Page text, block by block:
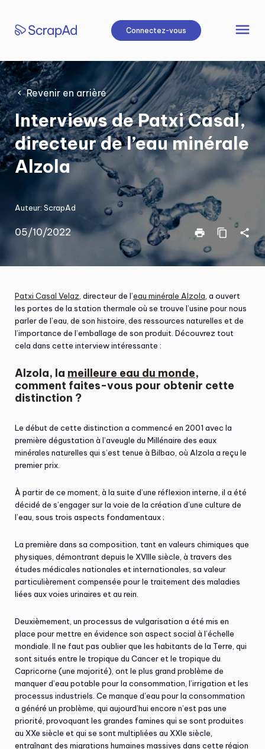
contenu
Connectez-vous menu
Revenir en arrière
Interviews de Patxi Casal,
directeur de l’eau minérale
Alzola
Auteur: ScrapAd
05/10/2022 print content_copy share
Patxi Casal Velaz , directeur de l’eau minérale Alzola , a ouvert
les portes de la station thermale où se trouve l’usine pour nous
parler de l’eau, de son histoire, des ressources naturelles et de
l’importance de l’emballage de son produit. Découvrez tout
cela dans cette interview intéressante :
Alzola, la meilleure eau du monde,
comment faites-vous pour obtenir cette
distinction ?
Le début de cette distinction a commencé en 2001 avec la
première dégustation à l’aveugle du Millénaire des eaux
minérales naturelles qui s’est tenue à Bilbao, où Alzola a reçu le
premier prix.
À partir de ce moment, à la suite d’une réflexion interne, il a été
décidé de s’engager sur la voie de la création d’une culture de
l’eau, sous trois aspects fondamentaux ;
La première dans sa composition, tant en valeurs chimiques que
physiques, démontrant depuis le XVIIIe siècle, à travers des
études médicales nationales et internationales, sa valeur
particulièrement compensée pour le traitement des maladies
liées aux voies urinaires et au rein.
Deuxièmement, un processus de vulgarisation a été mis en
place pour mettre en évidence son aspect social à l’échelle
mondiale. Il ne faut pas oublier que les habitants de la Terre, qui
sont situés entre le tropique du Cancer et le tropique du
Capricorne (une majorité), ont le plus grand problème de
manquer d’eau potable pour la consommation, l’irrigation et les
processus industriels. Ce manque d’eau pour la consommation
a généré un problème, qui aujourd’hui encore n’est pas une
priorité, provoquant les grandes famines qui se sont produites
au XXe siècle et qui se sont multipliées au XXIe siècle,
entraînant des migrations humaines massives dans cette région